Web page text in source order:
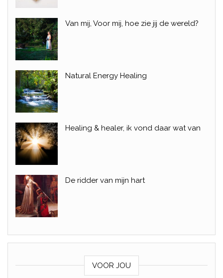
Van mij, Voor mij, hoe zie jij de wereld?
Natural Energy Healing
Healing & healer, ik vond daar wat van
De ridder van mijn hart
VOOR JOU